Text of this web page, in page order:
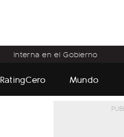
Interna en el Gobierno
RatingCero Mundo